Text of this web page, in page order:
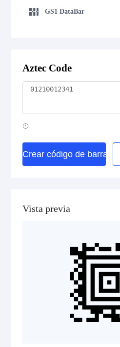
GS1 DataBar
Data Matrix
GS1 2D Codes
Aztec Code
Crear código de barras
Vista previa